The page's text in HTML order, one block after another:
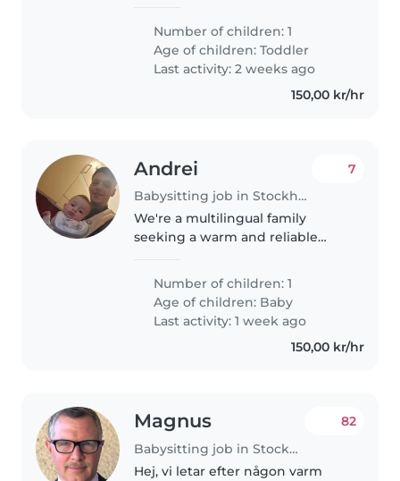
(musiker från England) och
dotter Iris (17 månader) är också
med mig...
Number of children: 1
Age of children:Toddler
Last activity: 2 weeks ago
150,00 kr/hr
Andrei
Babysitting job in Stockholm
7
We're a multilingual family
seeking a warm and reliable
playful baby. We'd love someone
comfortable with cooking and
light chores. Our home is
Number of children: 1
Age of children: Baby
Last activity: 1 week ago
150,00 kr/hr
Magnus
Babysitting job in Stockholm
82
Hej, vi letar efter någon varm